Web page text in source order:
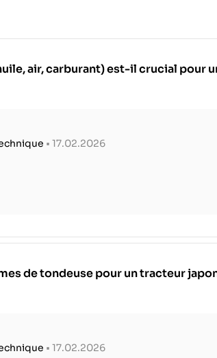
air, carburant) est-il crucial pour
• 17.02.2026
de tondeuse pour un tracteur
• 17.02.2026